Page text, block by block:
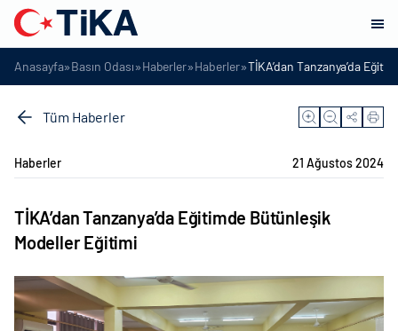
Anasayfa»Basın Odası»Haberler»Haberler»TİKA’dan Tanzanya’da
Tüm Haberler
Haberler 21 Ağustos 2024
TİKA’dan Tanzanya’da Eğitimde Bütünleşik
Modeller Eğitimi